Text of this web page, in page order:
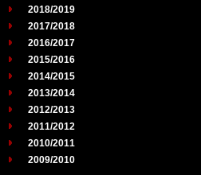
2018/2019
2017/2018
2016/2017
2015/2016
2014/2015
2013/2014
2012/2013
2011/2012
2010/2011
2009/2010